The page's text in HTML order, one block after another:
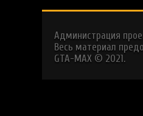
Администрация
Весь материал
GTA-MAX © 2021.